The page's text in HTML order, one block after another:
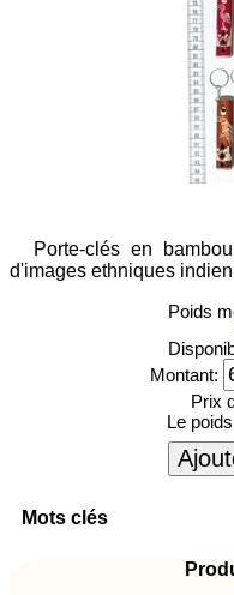
Porte-clés en
d'images ethniques
Poids
Montant:
Prix
Le
Mots clés